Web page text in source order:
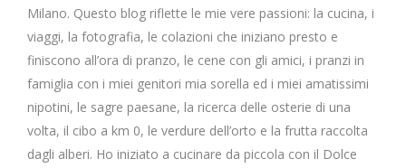
Milano. Questo blog riflette le mie vere passioni: la cucina, i
viaggi, la fotografia, le colazioni che iniziano presto e
finiscono all’ora di pranzo, le cene con gli amici, i pranzi in
famiglia con i miei genitori mia sorella ed i miei amatissimi
nipotini, le sagre paesane, la ricerca delle osterie di una
volta, il cibo a km 0, le verdure dell’orto e la frutta raccolta
dagli alberi. Ho iniziato a cucinare da piccola con il Dolce